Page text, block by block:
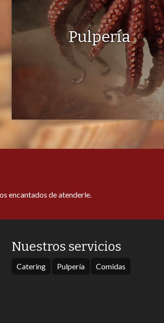
Pulpería
encantados de atenderle.
Nuestros servicios
Catering Pulpería Comidas